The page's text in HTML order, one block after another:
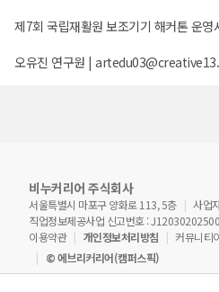
제7회 국립재활원 보조기기 해커톤 운영
오유진 연구원 |
비누커리어 주식회사
서울특별시 마포구 양화로 113, 5층
사업
직업정보제공사업 신고번호 :
이용약관
개인정보처리방침 커뮤니티
© 에브리커리어(캠퍼스픽)